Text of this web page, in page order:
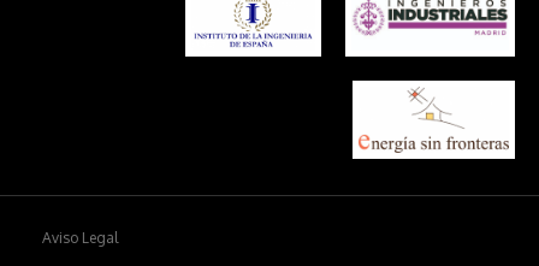
Aviso Legal